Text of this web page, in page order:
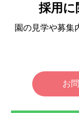
採用に
園の見学や募集
お